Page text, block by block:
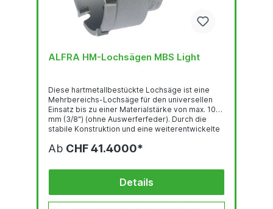
ALFRA HM-Lochsägen MBS Light
Diese hartmetallbestückte Lochsäge ist eine
Mehrbereichs-Lochsäge für den universellen
Einsatz bis zu einer Materialstärke von max. 10
mm (3/8") (ohne Auswerferfeder). Durch die
stabile Konstruktion und eine weiterentwickelte
verbessertes Schneidverhalten erreicht,
Standzeit. Für Flachmaterial, aber auch zum
Einsatz auf Rohrmaterial und gewölbten Flächen.
Überlappungsbohrungen sind möglich.
Einsetzbar auf Ständer- und
Ab CHF 41.4000*
Details